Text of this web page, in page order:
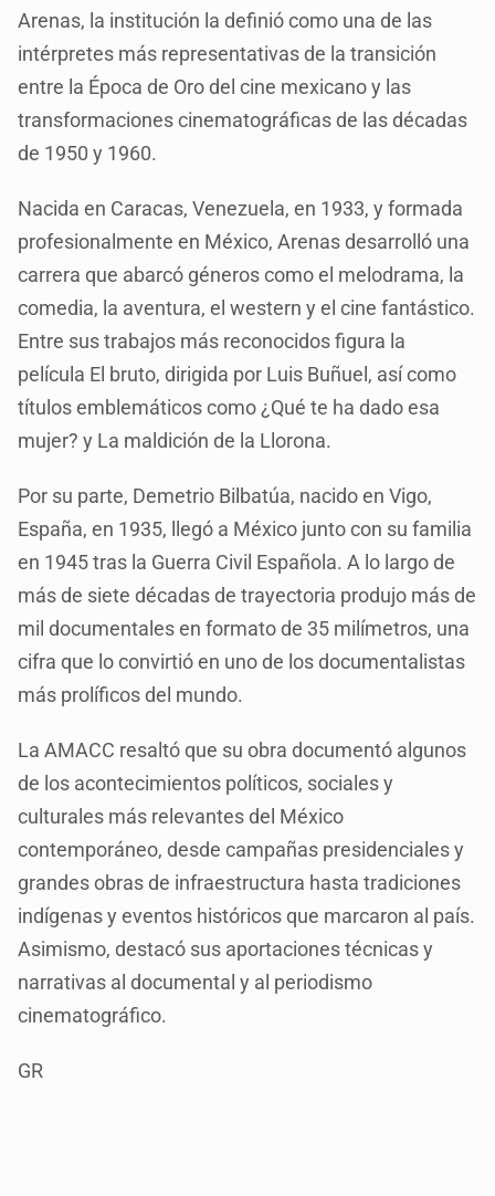
Arenas, la institución la definió como una de las
intérpretes más representativas de la transición
entre la Época de Oro del cine mexicano y las
transformaciones cinematográficas de las décadas
de 1950 y 1960.
Nacida en Caracas, Venezuela, en 1933, y formada
profesionalmente en México, Arenas desarrolló una
carrera que abarcó géneros como el melodrama, la
comedia, la aventura, el western y el cine fantástico.
Entre sus trabajos más reconocidos figura la
película El bruto, dirigida por Luis Buñuel, así como
títulos emblemáticos como ¿Qué te ha dado esa
mujer? y La maldición de la Llorona.
Por su parte, Demetrio Bilbatúa, nacido en Vigo,
España, en 1935, llegó a México junto con su familia
en 1945 tras la Guerra Civil Española. A lo largo de
más de siete décadas de trayectoria produjo más de
mil documentales en formato de 35 milímetros, una
cifra que lo convirtió en uno de los documentalistas
más prolíficos del mundo.
La AMACC resaltó que su obra documentó algunos
de los acontecimientos políticos, sociales y
culturales más relevantes del México
contemporáneo, desde campañas presidenciales y
grandes obras de infraestructura hasta tradiciones
indígenas y eventos históricos que marcaron al país.
Asimismo, destacó sus aportaciones técnicas y
narrativas al documental y al periodismo
cinematográfico.
GR